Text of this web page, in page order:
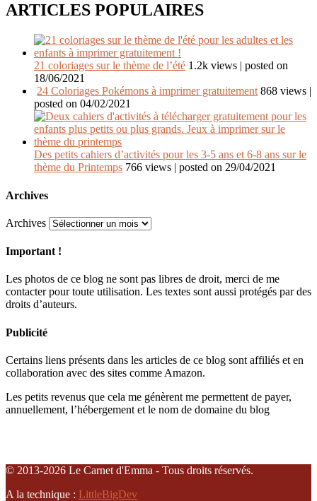
ARTICLES POPULAIRES
21 coloriages sur le thème de l’été 1.2k views | posted on
18/06/2021
24 Coloriages Pokémons à imprimer gratuitement 868 views |
posted on 04/02/2021
Des petits cahiers d’activités pour les 3-5 ans et 6-8 ans sur le
thème du Printemps 766 views | posted on 29/04/2021
Archives
Archives
Important !
Les photos de ce blog ne sont pas libres de droit, merci de me
contacter pour toute utilisation. Les textes sont aussi protégés par des
droits d’auteurs.
Publicité
Certains liens présents dans les articles de ce blog sont affiliés et en
collaboration avec des sites comme Amazon.
Les petits revenus que cela me génèrent me permettent de payer,
annuellement, l’hébergement et le nom de domaine du blog
© 2013-2026 Le Carnet d'Emma - Tous droits réservés.
A la technique : LittleBigDev